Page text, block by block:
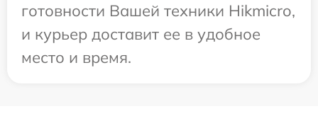
готовности Вашей техники Hikmicro,
и курьер доставит ее в удобное
место и время.